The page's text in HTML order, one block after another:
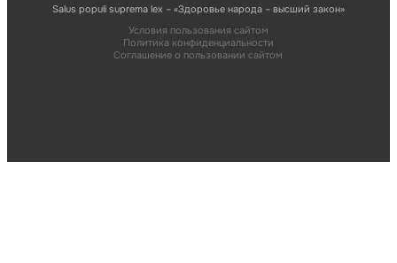
Salus populi suprema lex – «Здоровье народа – высший закон»
Условия пользования сайтом
Политика конфиденциальности
Соглашение о пользовании сайтом